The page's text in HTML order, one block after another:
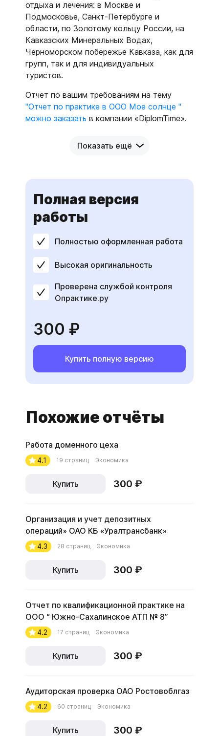
отдыха и лечения: в Москве и
Подмосковье, Санкт-Петербурге и
области, по Золотому кольцу России, на
Кавказских Минеральных Водах,
Черноморском побережье Кавказа, как для
групп, так и для индивидуальных
туристов.
Отчет по вашим требованиям на тему
"Отчет по практике в ООО Мое солнце "
можно заказать в компании «DiplomTime».
Показать ещё
Полная версия
работы
Полностью оформленная работа
Высокая оригинальность
Проверена службой контроля
Опрактике.ру
300 ₽
Купить полную версию
Похожие отчёты
Работа доменного цеха
4.1 19 страниц Экономика
Купить 300 ₽
Организация и учет депозитных
операций» ОАО КБ «Уралтрансбанк»
4.3 28 страниц Экономика
Купить 300 ₽
Отчет по квалификационной практике на
ООО “ Южно-Сахалинское АТП № 8”
4.2 17 страниц Экономика
Купить 300 ₽
Аудиторская проверка ОАО Ростовоблгаз
4.2 60 страниц Экономика
Купить 300 ₽